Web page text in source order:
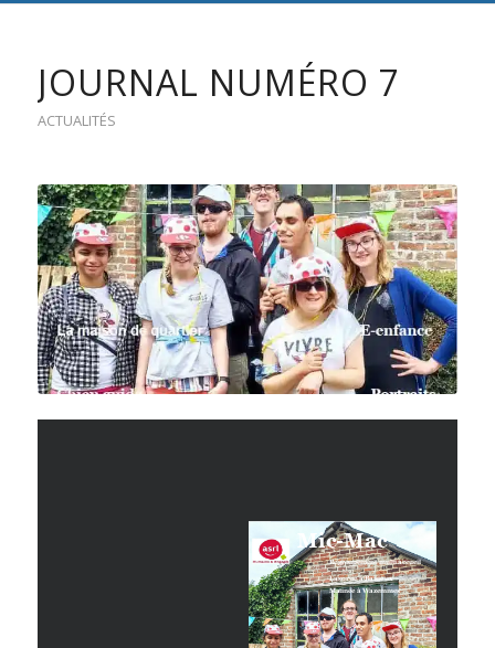
JOURNAL NUMÉRO 7
ACTUALITÉS